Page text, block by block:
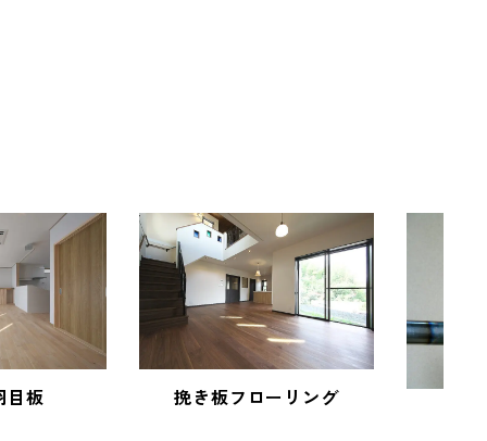
目板 挽き板フローリング